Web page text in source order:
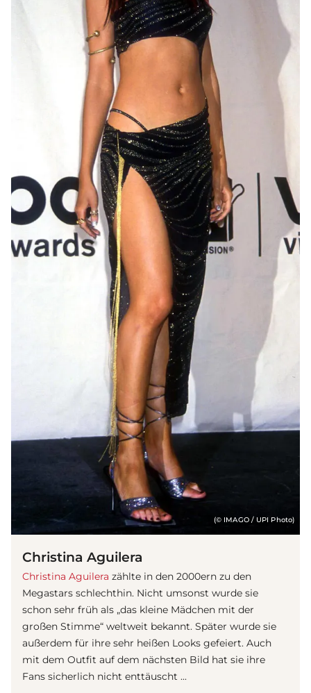
(© IMAGO / UPI Photo)
Christina Aguilera
Christina Aguilera zählte in den 2000ern zu den
Megastars schlechthin. Nicht umsonst wurde sie
schon sehr früh als „das kleine Mädchen mit der
großen Stimme“ weltweit bekannt. Später wurde sie
außerdem für ihre sehr heißen Looks gefeiert. Auch
mit dem Outfit auf dem nächsten Bild hat sie ihre
Fans sicherlich nicht enttäuscht ...